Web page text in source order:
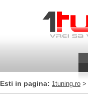
Esti in pagina: 1tuning.ro >